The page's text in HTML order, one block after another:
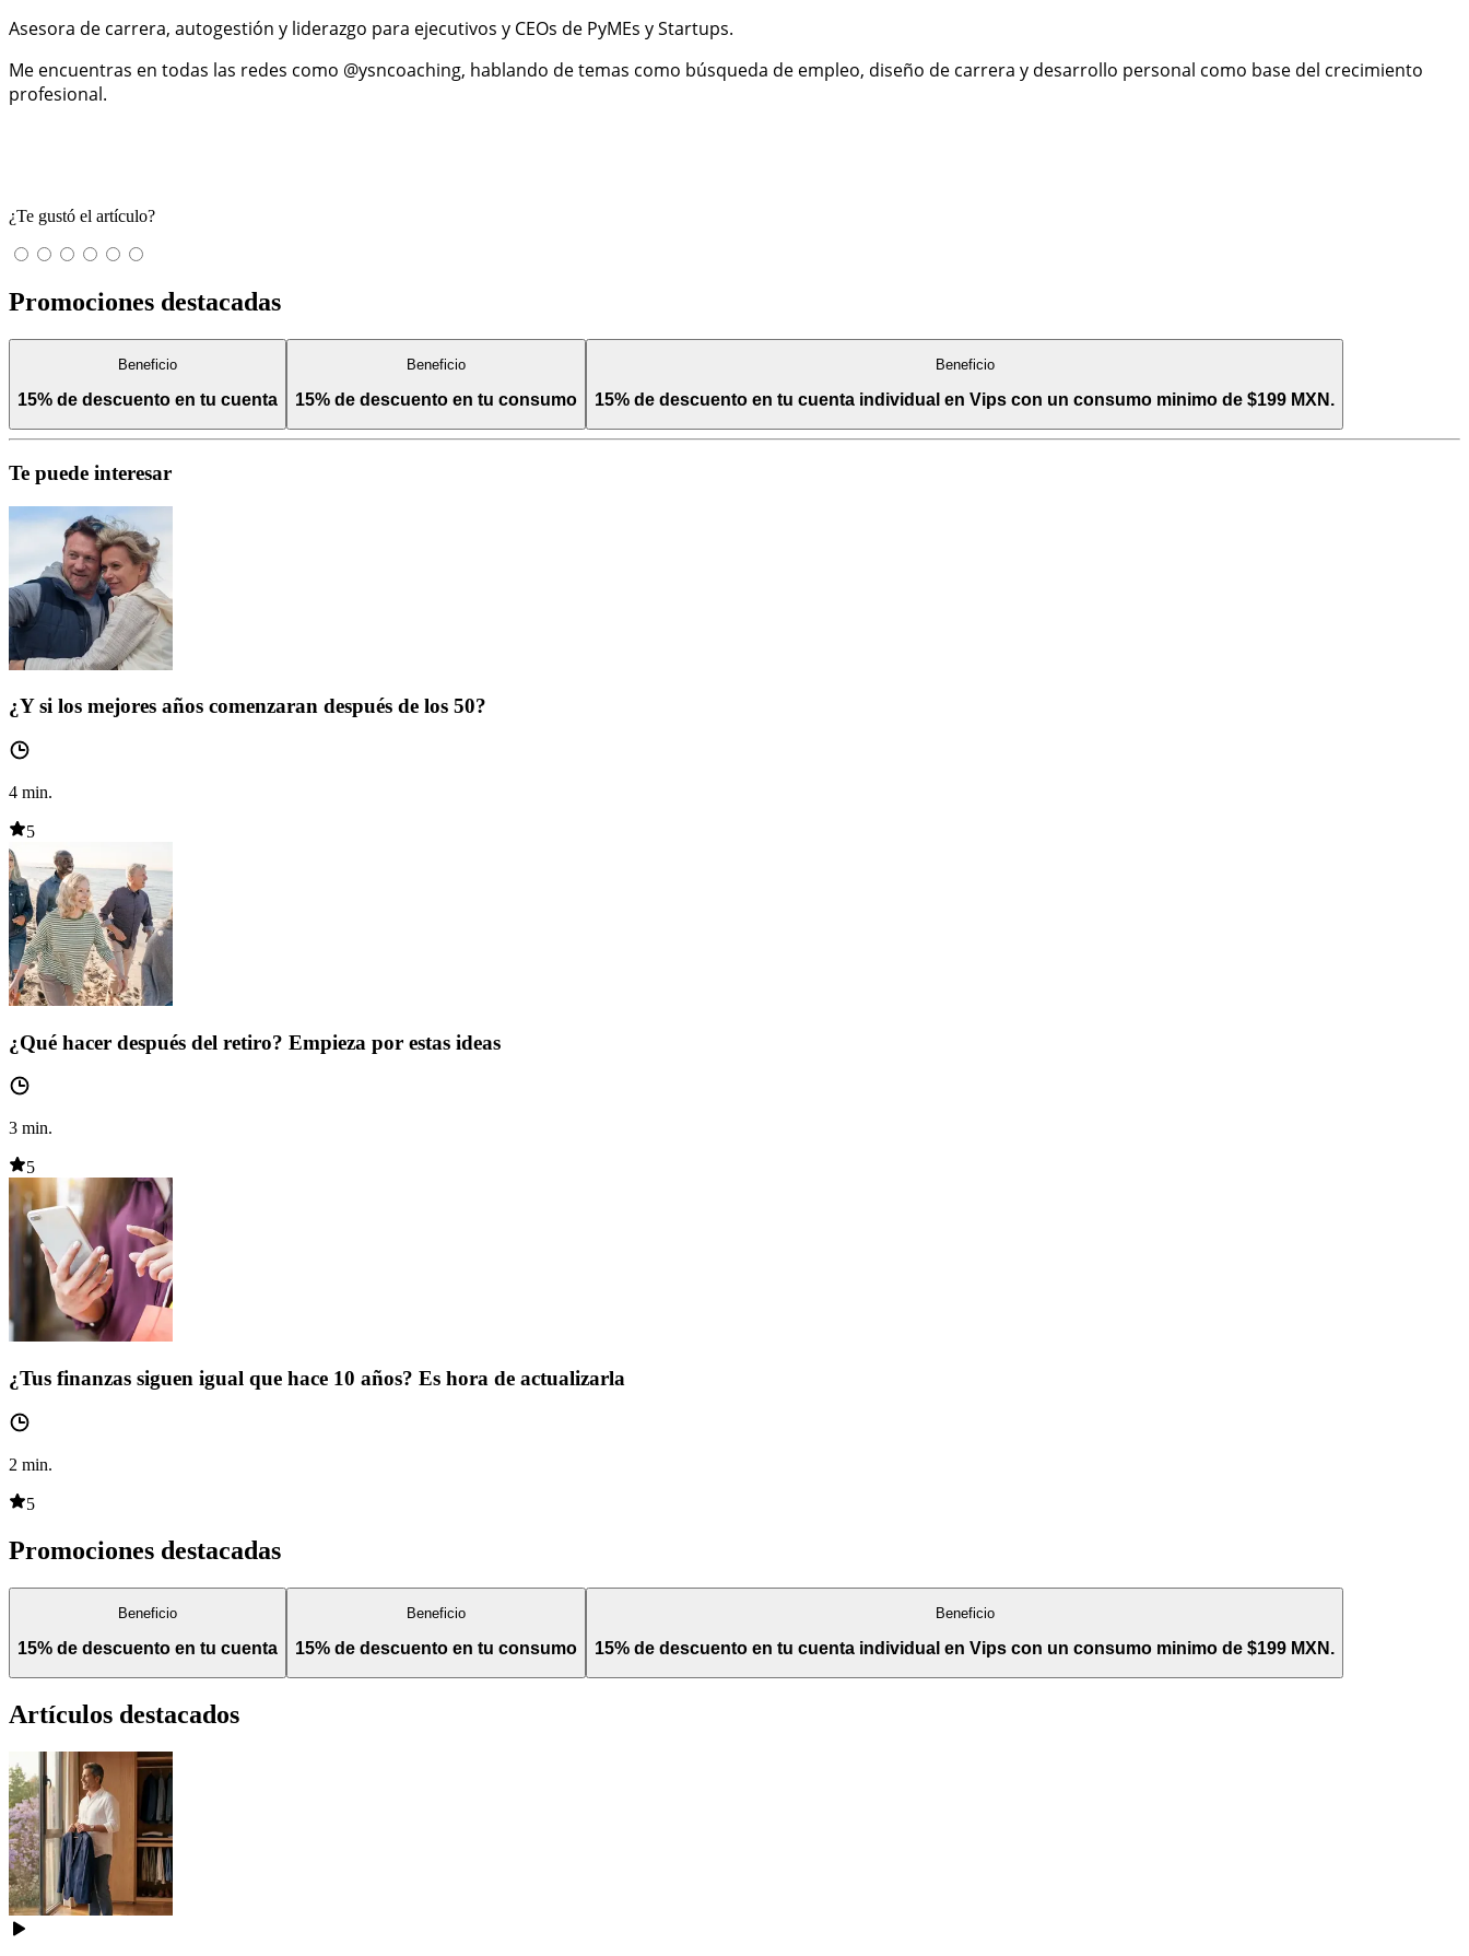
Asesora de carrera, autogestión y liderazgo para ejecutivos y CEOs de PyMEs y Startups.
Me encuentras en todas las redes como @ysncoaching, hablando de temas como búsqueda de empleo, diseño de carrera y desarrollo personal como base del crecimiento
profesional.
¿Te gustó el artículo?
Promociones destacadas
Beneficio
15% de descuento en tu cuenta
Beneficio
15% de descuento en tu consumo
Beneficio
15% de descuento en tu cuenta individual en Vips con un consumo minimo de $199 MXN.
Te puede interesar
¿Y si los mejores años comenzaran después de los 50?
4 min.
5
¿Qué hacer después del retiro? Empieza por estas ideas
3 min.
5
¿Tus finanzas siguen igual que hace 10 años? Es hora de actualizarla
2 min.
5
Promociones destacadas
Beneficio
15% de descuento en tu cuenta
Beneficio
15% de descuento en tu consumo
Beneficio
15% de descuento en tu cuenta individual en Vips con un consumo minimo de $199 MXN.
Artículos destacados